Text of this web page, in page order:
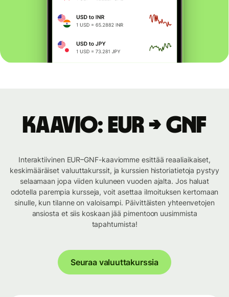
Kaavio: EUR → GNF
Interaktiivinen EUR–GNF-kaaviomme esittää reaaliaikaiset,
keskimääräiset valuuttakurssit, ja kurssien historiatietoja pystyy
selaamaan jopa viiden kuluneen vuoden ajalta. Jos haluat
odotella parempia kursseja, voit asettaa ilmoituksen kertomaan
sinulle, kun tilanne on valoisampi. Päivittäisten yhteenvetojen
ansiosta et siis koskaan jää pimentoon uusimmista
tapahtumista!
Seuraa valuuttakurssia